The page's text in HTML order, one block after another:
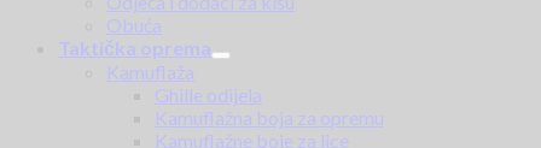
Obuća
Taktička oprema
Kamuflaža
Ghille odijela
Kamuflažna boja za opremu
Kamuflažne boje za lice